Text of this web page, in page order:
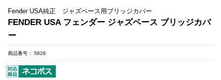
Fender USA純正 ジャズベース用ブリッジカバー
FENDER USA フェンダー ジャズベース ブリッジカバ
ー
商品番号 5626